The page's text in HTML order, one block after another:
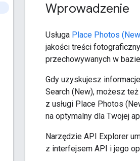
Wprowadzenie
Usługa Place Photos
jakości treści
przechowywanych w
Gdy uzyskujesz
Search (New), możesz
z usługi Place Photos
na optymalny dla Twojej
Narzędzie API Explorer
z interfejsem API i jego